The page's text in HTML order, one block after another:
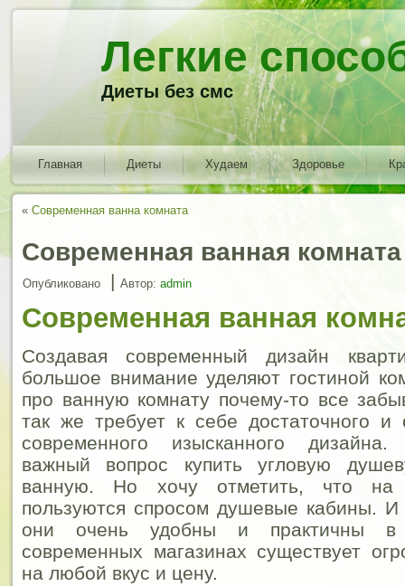
Легкие
Диеты без смс
Главная Диеты Худаем Здоровье
« Современная ванна комната
Современная ванная комната
Опубликовано | Автор: admin
Современная ванная
Создавая современный дизайн
большое внимание уделяют гостиной
про ванную комнату почему-то все
так же требует к себе достаточного и
современного изысканного
важный вопрос купить угловую
ванную. Но хочу отметить, что на
пользуются спросом душевые кабины. И
они очень удобны и практичны в
современных магазинах существует
на любой вкус и цену.